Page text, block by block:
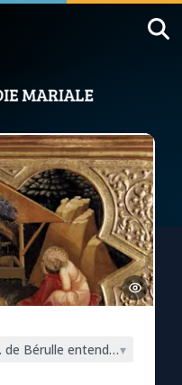
de Bérulle entend par
▾